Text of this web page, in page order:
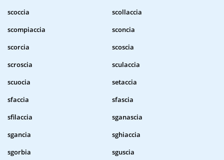
scoccia
scollaccia
scompiaccia
sconcia
scorcia
scoscia
scroscia
sculaccia
scuocia
setaccia
sfaccia
sfascia
sfilaccia
sganascia
sgancia
sghiaccia
sgorbia
sguscia